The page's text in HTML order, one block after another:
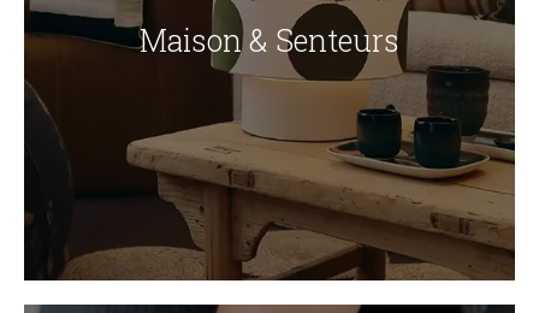
Maison & Senteurs